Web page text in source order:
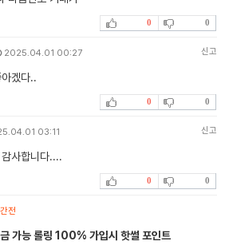
0 0
2025.04.01 00:27 신고
겠다..
0 0
03:11 신고
사합니다....
0 0
전
가능 롤링 100% 가입시 핫썰 포인트